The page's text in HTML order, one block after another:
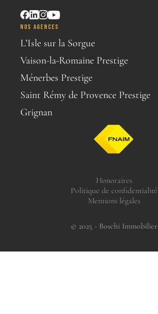
NOS AGENCES
L’Isle sur la Sorgue
Vaison-la-Romaine Prestige
Ménerbes Prestige
Saint Rémy de Provence Prestige
Grignan
Honoraires
Politique de confidentialité
Mentions légales
© 2025 - Boschi Immobilier